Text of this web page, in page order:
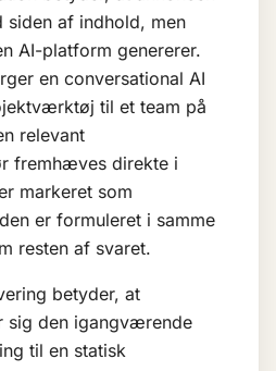
siden af indhold, men
AI-platform genererer.
en conversational AI
til et team på
relevant
fremhæves direkte i
markeret som
er formuleret i samme
resten af svaret.
betyder, at
sig den igangværende
til en statisk